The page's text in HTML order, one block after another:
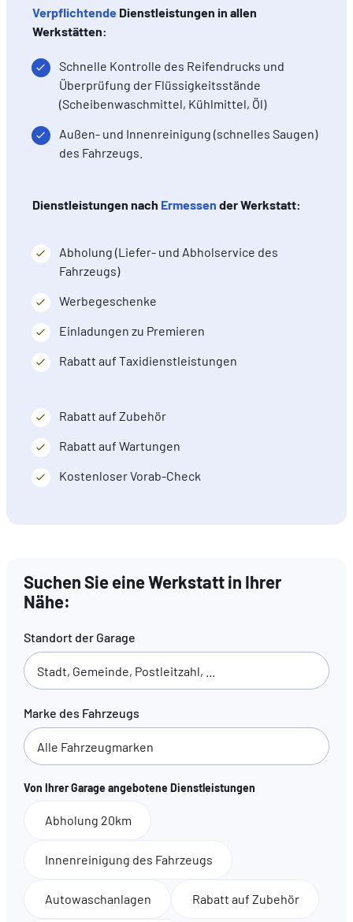
Verpflichtende Dienstleistungen in allen
Werkstätten:
Schnelle Kontrolle des Reifendrucks und
Überprüfung der Flüssigkeitsstände
(Scheibenwaschmittel, Kühlmittel, Öl)
Außen- und Innenreinigung (schnelles Saugen)
des Fahrzeugs.
Dienstleistungen nach Ermessen der Werkstatt:
Abholung (Liefer- und Abholservice des
Fahrzeugs)
Werbegeschenke
Einladungen zu Premieren
Rabatt auf Taxidienstleistungen
Rabatt auf Zubehör
Rabatt auf Wartungen
Kostenloser Vorab-Check
Suchen Sie eine Werkstatt in Ihrer
Nähe:
Standort der Garage
Marke des Fahrzeugs
Von Ihrer Garage angebotene Dienstleistungen
Abholung 20km
Innenreinigung des Fahrzeugs
Autowaschanlagen Rabatt auf Zubehör